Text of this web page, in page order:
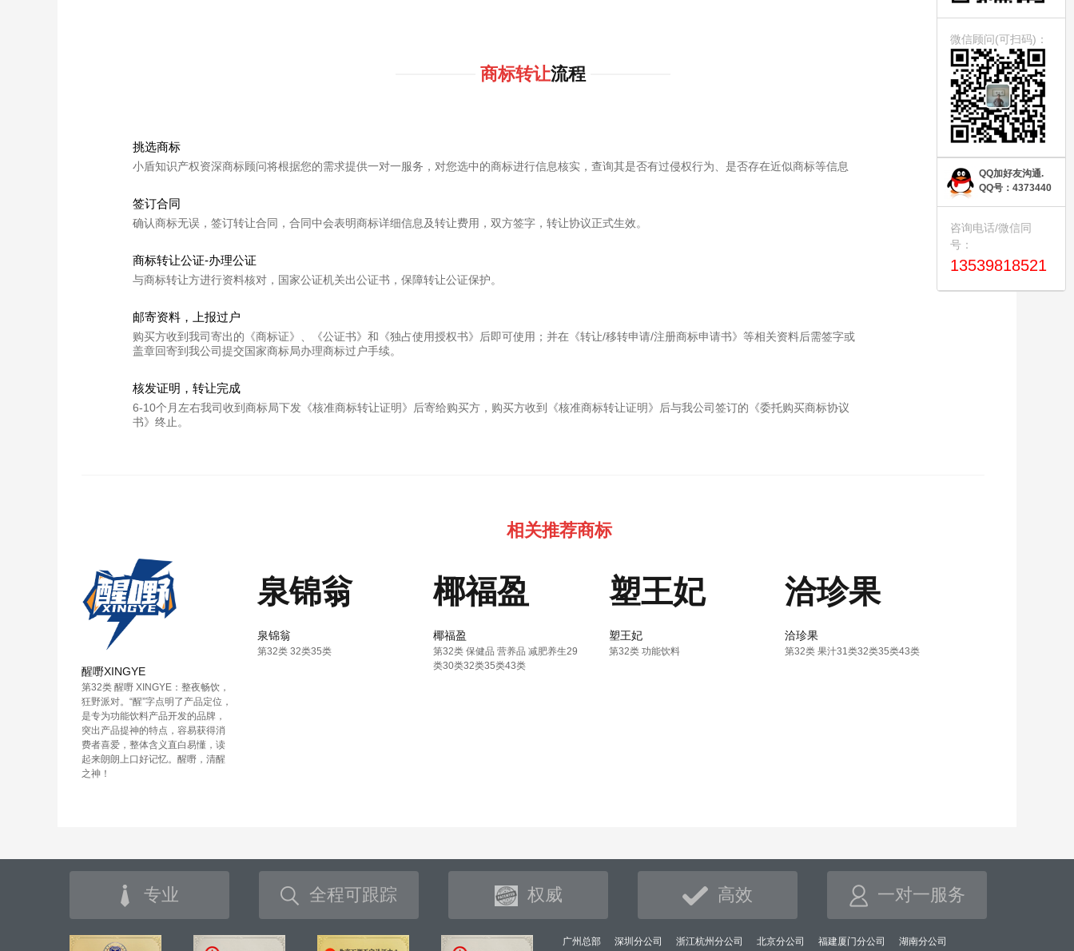
微信顾问(可扫码)：
QQ加好友沟通.
QQ号：4373440
咨询电话/微信同
号：
13539818521
商标转让流程
挑选商标
小盾知识产权资深商标顾问将根据您的需求提供一对一服务，对您选中的商标进行信息核实，查询其是否有过侵权行为、是否存在近似商标等信息
签订合同
确认商标无误，签订转让合同，合同中会表明商标详细信息及转让费用，双方签字，转让协议正式生效。
商标转让公证-办理公证
与商标转让方进行资料核对，国家公证机关出公证书，保障转让公证保护。
邮寄资料，上报过户
购买方收到我司寄出的《商标证》、《公证书》和《独占使用授权书》后即可使用；并在《转让/移转申请/注册商标申请书》等相关资料后需签字或
盖章回寄到我公司提交国家商标局办理商标过户手续。
核发证明，转让完成
6-10个月左右我司收到商标局下发《核准商标转让证明》后寄给购买方，购买方收到《核准商标转让证明》后与我公司签订的《委托购买商标协议
书》终止。
相关推荐商标
醒嘢XINGYE
第32类 醒嘢 XINGYE：整夜畅饮，
狂野派对。“醒”字点明了产品定位，
是专为功能饮料产品开发的品牌，
突出产品提神的特点，容易获得消
费者喜爱，整体含义直白易懂，读
起来朗朗上口好记忆。醒嘢，清醒
之神！
泉锦翁
泉锦翁
第32类 32类35类
椰福盈
椰福盈
第32类 保健品 营养品 减肥养生29
类30类32类35类43类
塑王妃
塑王妃
第32类 功能饮料
洽珍果
洽珍果
第32类 果汁31类32类35类43类
专业 全程可跟踪 权威 高效 一对一服务
广州总部 深圳分公司 浙江杭州分公司 北京分公司 福建厦门分公司 湖南分公司